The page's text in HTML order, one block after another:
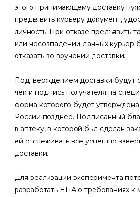
этого принимающему доставку
предъявить курьеру документ,
личность. При отказе предъявить
или несовпадении данных курьер
отказать во вручении доставки.
Подтверждением доставки будут
чек и подпись получателя на
форма которого будет
России позднее. Подписанный
в аптеку, в которой был сделан
ей отслеживать все успешно
доставки.
Для реализации эксперимента
разработать НПА о требованиях к